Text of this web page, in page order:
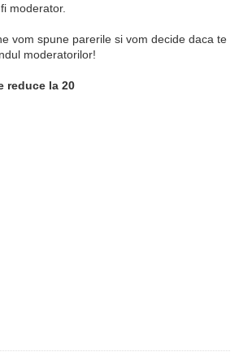
moderator.
vom spune parerile si vom decide daca te
moderatorilor!
reduce la 20